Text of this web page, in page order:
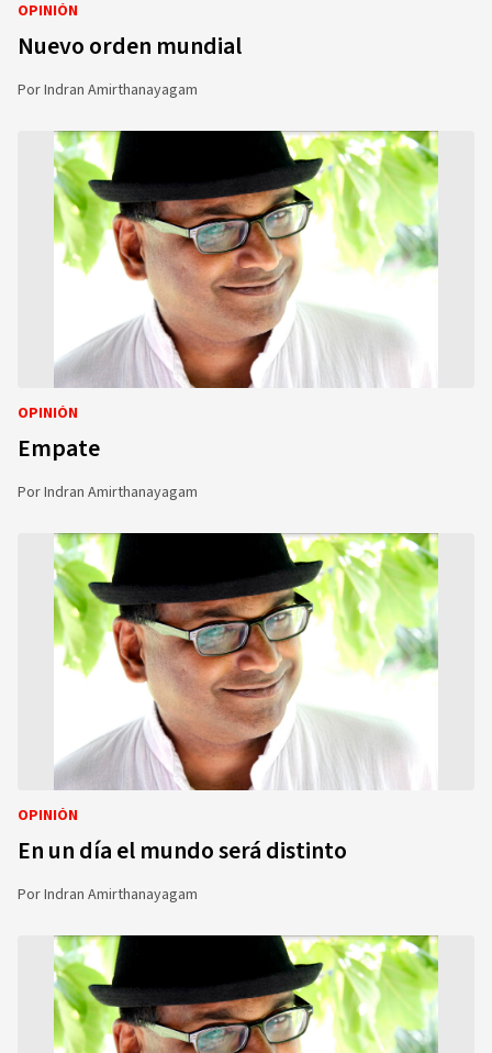
OPINIÓN
Nuevo orden mundial
PorIndran Amirthanayagam
OPINIÓN
Empate
PorIndran Amirthanayagam
OPINIÓN
En un día el mundo será distinto
PorIndran Amirthanayagam